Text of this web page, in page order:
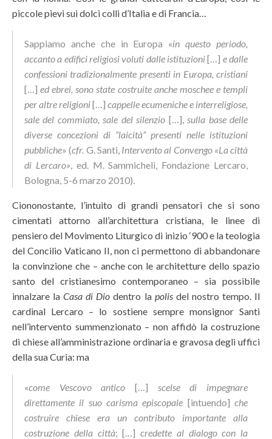
piccole pievi sui dolci colli d’Italia e di Francia…
Sappiamo anche che in Europa «in questo periodo,
accanto a edifici religiosi voluti dalle istituzioni[…] e dalle
confessioni tradizionalmente presenti in Europa, cristiani
[…] ed ebrei, sono state costruite anche moschee e templi
per altre religioni[…] cappelle ecumeniche e interreligiose,
sale del commiato, sale del silenzio […], sulla base delle
diverse concezioni di “laicità” presenti nelle istituzioni
pubbliche» (cfr. G. Santi, Intervento al Convengo «La città
di Lercaro» , ed. M. Sammicheli, Fondazione Lercaro,
Bologna, 5-6 marzo 2010).
Ciononostante, l’intuito di grandi pensatori che si sono
cimentati attorno all’architettura cristiana, le linee di
pensiero del Movimento Liturgico di inizio ‘900 e la teologia
del Concilio Vaticano II, non ci permettono di abbandonare
la convinzione che – anche con le architetture dello spazio
santo del cristianesimo contemporaneo – sia possibile
innalzare laCasa di Diodentro la polis del nostro tempo. Il
cardinal Lercaro – lo sostiene sempre monsignor Santi
nell’intervento summenzionato – non affidò la costruzione
di chiese all’amministrazione ordinaria e gravosa degli uffici
della sua Curia: ma
«come Vescovo antico […] scelse di impegnare
direttamente il suo carisma episcopale [intuendo]che
costruire chiese era un contributo importante alla
costruzione della città; […] credette al dialogo con la